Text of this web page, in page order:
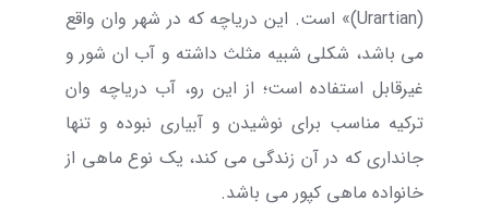
(
Urartian)» است. این دریاچه که در شهر وان واقع
می باشد، شکلی شبیه مثلث داشته و آب ان شور و
غیرقابل استفاده است؛ از این رو، آب دریاچه وان
ترکیه مناسب برای نوشیدن و آبیاری نبوده و تنها
جانداری که در آن زندگی می کند، یک نوع ماهی از
خانواده ماهی کپور می باشد.